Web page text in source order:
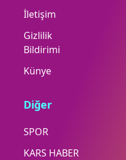
İletişim
Gizlilik
Bildirimi
Künye
Diğer
SPOR
KARS HABER